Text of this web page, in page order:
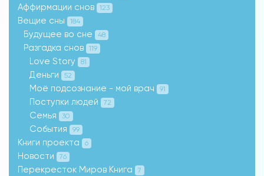
Аффирмации снов 123
Вещие сны 184
Будущее во сне 48
Разгадка снов 119
Love Story 81
Деньги 52
Моё подсознание - мой врач 91
Поступки людей 72
Семья 30
События 99
Книги проекта 6
Новости 76
Перекресток Миров Книга 7